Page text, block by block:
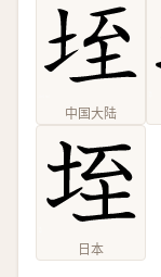
中国大陆
日本